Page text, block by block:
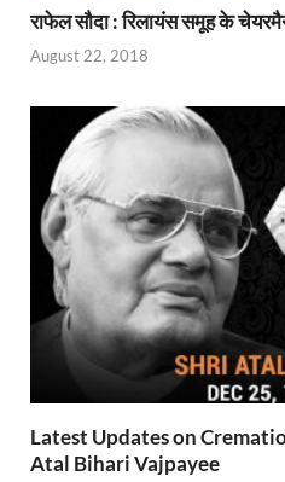
राफेल सौदा : रिलायंस समूह के
August 22, 2018
Latest Updates on
Atal Bihari Vajpayee